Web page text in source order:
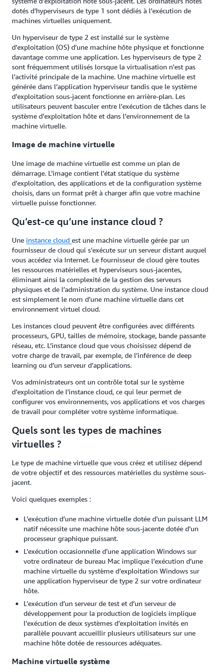
dotés d’hyperviseurs de type 1 sont dédiés à l’exécution de
machines virtuelles uniquement.
Un hyperviseur de type 2 est installé sur le système
d’exploitation (OS) d’une machine hôte physique et fonctionne
davantage comme une application. Les hyperviseurs de type 2
sont fréquemment utilisés lorsque la virtualisation n’est pas
l’activité principale de la machine. Une machine virtuelle est
générée dans l’application hyperviseur tandis que le système
d’exploitation sous-jacent fonctionne en arrière-plan. Les
utilisateurs peuvent basculer entre l’exécution de tâches dans le
système d’exploitation hôte et dans l’environnement de la
machine virtuelle.
Image de machine virtuelle
Une image de machine virtuelle est comme un plan de
démarrage. L’image contient l’état statique du système
d’exploitation, des applications et de la configuration système
choisis, dans un format prêt à charger afin que votre machine
virtuelle puisse fonctionner.
Qu’est-ce qu’une instance cloud ?
Une instance cloud est une machine virtuelle gérée par un
fournisseur de cloud qui s’exécute sur un serveur distant auquel
vous accédez via Internet. Le fournisseur de cloud gère toutes
les ressources matérielles et hyperviseurs sous-jacentes,
éliminant ainsi la complexité de la gestion des serveurs
physiques et de l’administration du système. Une instance cloud
est simplement le nom d’une machine virtuelle dans cet
environnement virtuel cloud.
Les instances cloud peuvent être configurées avec différents
processeurs, GPU, tailles de mémoire, stockage, bande passante
réseau, etc. L’instance cloud que vous choisissez dépend de
votre charge de travail, par exemple, de l’inférence de deep
learning ou d’un serveur d’applications.
Vos administrateurs ont un contrôle total sur le système
d’exploitation de l’instance cloud, ce qui leur permet de
configurer vos environnements, vos applications et vos charges
de travail pour compléter votre système informatique.
Quels sont les types de machines
virtuelles ?
Le type de machine virtuelle que vous créez et utilisez dépend
de votre objectif et des ressources matérielles du système sous-
jacent.
Voici quelques exemples :
L’exécution d’une machine virtuelle dotée d’un puissant LLM
natif nécessite une machine hôte sous-jacente dotée d’un
processeur graphique puissant.
L’exécution occasionnelle d’une application Windows sur
votre ordinateur de bureau Mac implique l’exécution d’une
machine virtuelle du système d’exploitation Windows sur
une application hyperviseur de type 2 sur votre ordinateur
hôte.
L’exécution d’un serveur de test et d’un serveur de
développement pour la production de logiciels implique
l’exécution de deux systèmes d’exploitation invités en
parallèle pouvant accueillir plusieurs utilisateurs sur une
machine hôte dotée de ressources adéquates.
Machine virtuelle système